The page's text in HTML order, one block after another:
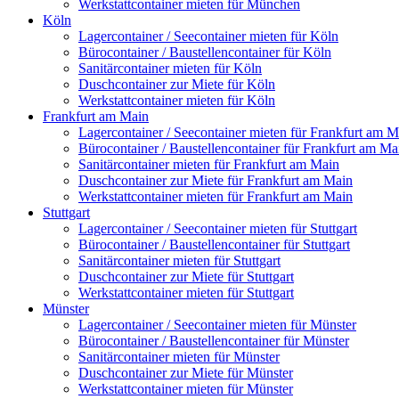
Werkstattcontainer mieten für München
Köln
Lagercontainer / Seecontainer mieten für Köln
Bürocontainer / Baustellencontainer für Köln
Sanitärcontainer mieten für Köln
Duschcontainer zur Miete für Köln
Werkstattcontainer mieten für Köln
Frankfurt am Main
Lagercontainer / Seecontainer mieten für Frankfurt am
Bürocontainer / Baustellencontainer für Frankfurt am
Sanitärcontainer mieten für Frankfurt am Main
Duschcontainer zur Miete für Frankfurt am Main
Werkstattcontainer mieten für Frankfurt am Main
Stuttgart
Lagercontainer / Seecontainer mieten für Stuttgart
Bürocontainer / Baustellencontainer für Stuttgart
Sanitärcontainer mieten für Stuttgart
Duschcontainer zur Miete für Stuttgart
Werkstattcontainer mieten für Stuttgart
Münster
Lagercontainer / Seecontainer mieten für Münster
Bürocontainer / Baustellencontainer für Münster
Sanitärcontainer mieten für Münster
Duschcontainer zur Miete für Münster
Werkstattcontainer mieten für Münster